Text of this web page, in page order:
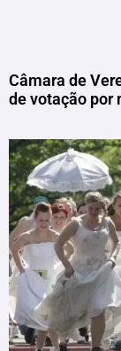
Câmara de
de votação por